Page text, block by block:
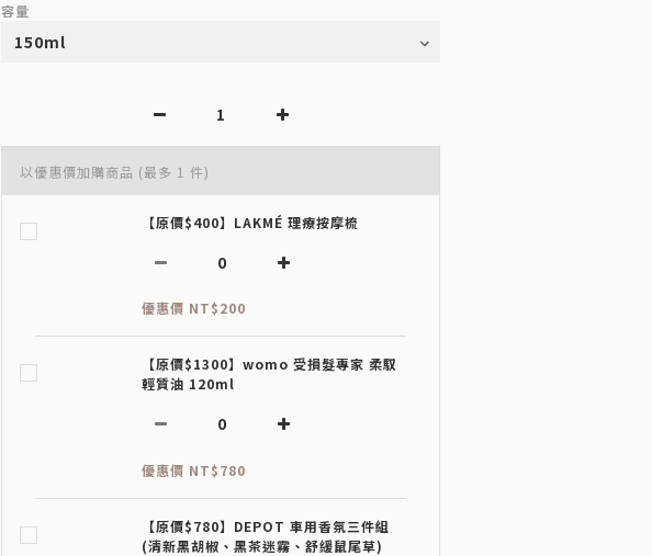
容量
以優惠價加購商品 (最多 1 件)
【原價$400】LAKMÉ 理療按摩梳
優惠價 NT$200
【原價$1300】womo 受損髮專家 柔馭
輕質油 120ml
優惠價 NT$780
【原價$780】DEPOT 車用香氛三件組
(清新黑胡椒、黑茶迷霧、舒緩鼠尾草)